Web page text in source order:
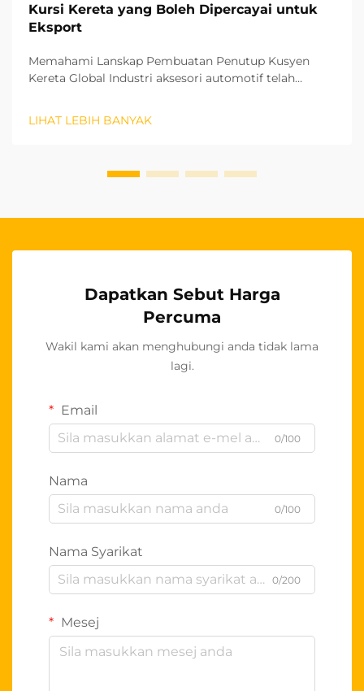
Kursi Kereta yang Boleh Dipercayai untuk
Eksport
Memahami Lanskap Pembuatan Penutup Kusyen
Kereta Global Industri aksesori automotif telah
kereta muncul sebagai segmen penting. Bagi
LIHAT LEBIH BANYAK
Dapatkan Sebut Harga
Percuma
Wakil kami akan menghubungi anda tidak lama
lagi.
Email
0/100
Nama
0/100
Nama Syarikat
0/200
Mesej